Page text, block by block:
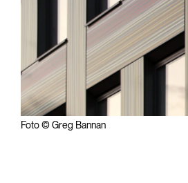
Foto © Greg Bannan